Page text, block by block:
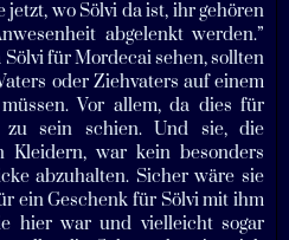
wo Sölvi da ist, ihr gehören
abgelenkt werden.”
für Mordecai sehen, sollten
oder Ziehvaters auf einem
Vor allem, da dies für
zu sein schien. Und sie, die
war kein besonders
abzuhalten. Sicher wäre sie
ein Geschenk für Sölvi mit ihm
hier war und vielleicht sogar